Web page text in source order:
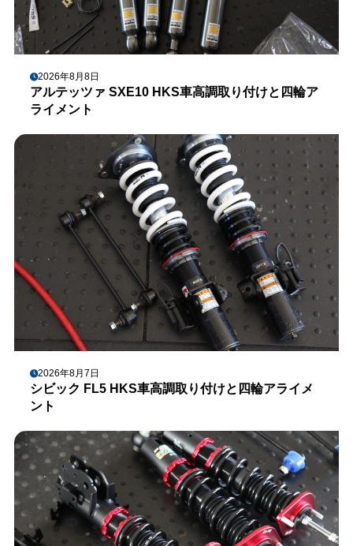
2026年8月8日
アルテッツァ SXE10 HKS車高調取り付けと四輪ア
ライメント
2026年8月7日
シビック FL5 HKS車高調取り付けと四輪アライメ
ント